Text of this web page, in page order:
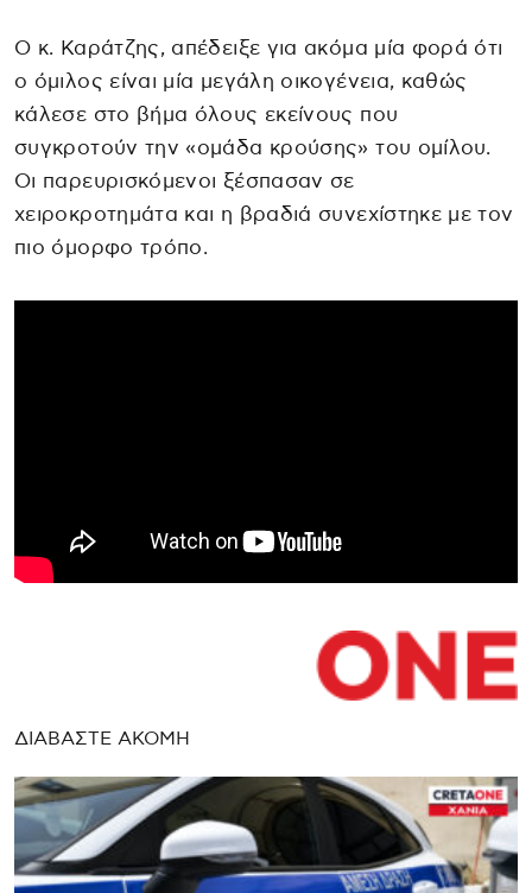
Ο κ. Καράτζης, απέδειξε για ακόμα μία φορά ότι
ο όμιλος είναι μία μεγάλη οικογένεια, καθώς
κάλεσε στο βήμα όλους εκείνους που
συγκροτούν την «ομάδα κρούσης» του ομίλου.
Οι παρευρισκόμενοι ξέσπασαν σε
χειροκροτημάτα και η βραδιά συνεχίστηκε με τον
πιο όμορφο τρόπο.
ΔΙΑΒΑΣΤΕ ΑΚΟΜΗ